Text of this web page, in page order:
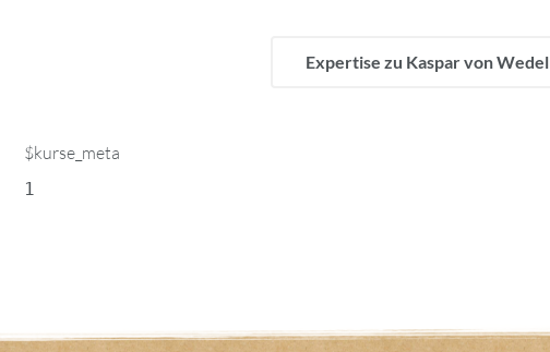
Expertise zu Kaspar von Wedel
$kurse_meta
1